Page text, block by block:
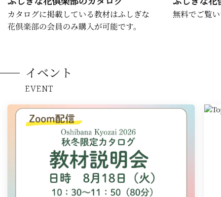
カタログに掲載している教材はふしぎな
花倶楽部の会員のみ購入が可能です。
無料でご覧
EVENT
イベント